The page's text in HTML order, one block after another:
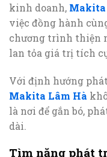
kinh doanh, Makita
việc đồng hành
chương trình thiện
lan tỏa giá trị tích
Với định hướng
Makita Lâm Hà
là nơi để gắn bó,
dài.
Tìm năng phát